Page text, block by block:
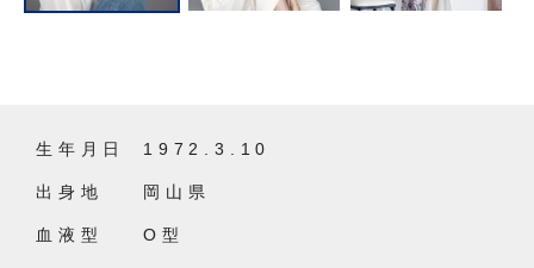
生年月日 1972.3.10
出身地 岡山県
血液型 O型